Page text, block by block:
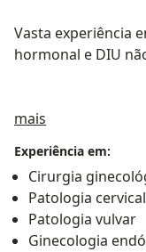
Vasta experiência
hormonal e DIU
mais
Experiência em:
Cirurgia
Patologia cervical
Patologia vulvar
Ginecologia